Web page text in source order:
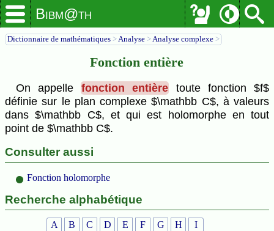
Bibm@th
Dictionnaire de mathématiques >Analyse >Analyse complexe >
Fonction entière
On appelle fonction entière toute fonction $f$
définie sur le plan complexe $\mathbb C$, à valeurs
dans $\mathbb C$, et qui est holomorphe en tout
point de $\mathbb C$.
Consulter aussi
Fonction holomorphe
Recherche alphabétique
A B C D E F G H
I